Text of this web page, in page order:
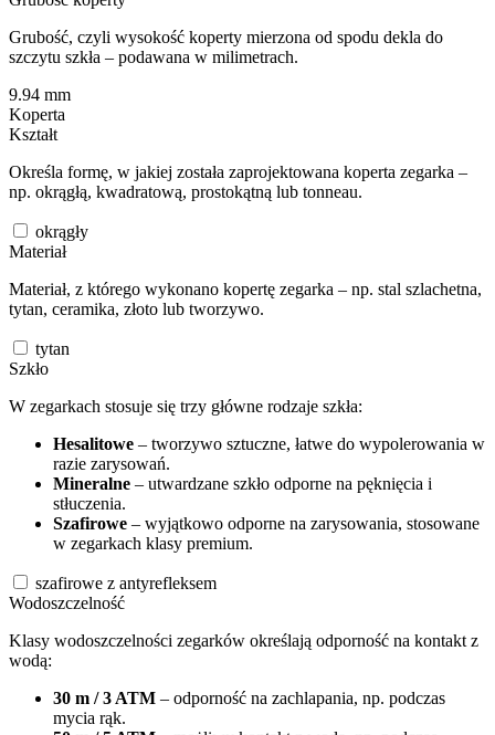
Grubość, czyli wysokość koperty mierzona od spodu dekla do
szczytu szkła – podawana w milimetrach.
9.94 mm
Koperta
Kształt
Określa formę, w jakiej została zaprojektowana koperta zegarka –
np. okrągłą, kwadratową, prostokątną lub tonneau.
okrągły
Materiał
Materiał, z którego wykonano kopertę zegarka – np. stal szlachetna,
tytan, ceramika, złoto lub tworzywo.
tytan
Szkło
W zegarkach stosuje się trzy główne rodzaje szkła:
Hesalitowe – tworzywo sztuczne, łatwe do wypolerowania w
razie zarysowań.
Mineralne – utwardzane szkło odporne na pęknięcia i
stłuczenia.
Szafirowe – wyjątkowo odporne na zarysowania, stosowane
w zegarkach klasy premium.
szafirowe z antyrefleksem
Wodoszczelność
Klasy wodoszczelności zegarków określają odporność na kontakt z
wodą:
30 m / 3 ATM – odporność na zachlapania, np. podczas
mycia rąk.